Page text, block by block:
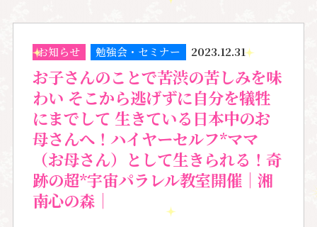
お知らせ 勉強会・セミナー 2023.12.31
お子さんのことで苦渋の苦しみを味
わい そこから逃げずに自分を犠牲
にまでして 生きている日本中のお
母さんへ！ハイヤーセルフ*ママ
（お母さん）として生きられる！奇
跡の超*宇宙パラレル教室開催｜湘
南心の森｜